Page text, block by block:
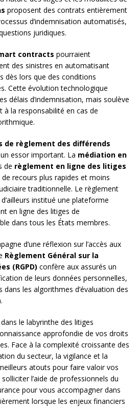
proposent des contrats entièrement
d’indemnisation automatisés,
juridiques.
contracts pourraient
des sinistres en automatisant
dès lors que des conditions
Cette évolution technologique
délais d’indemnisation, mais soulève
la responsabilité en cas de
de règlement des différends
essor important. La médiation en
de règlement en ligne des litiges
recours plus rapides et moins
traditionnelle. Le règlement
institué une plateforme
en ligne des litiges de
dans tous les États membres.
d’une réflexion sur l’accès aux
Règlement Général sur la
(RGPD) confère aux assurés un
de leurs données personnelles,
dans les algorithmes d’évaluation des
le labyrinthe des litiges
approfondie de vos droits
Face à la complexité croissante des
du secteur, la vigilance et la
atouts pour faire valoir vos
l’aide de professionnels du
pour vous accompagner dans
lorsque les enjeux financiers